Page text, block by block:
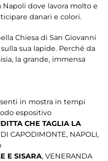
dove lavora molto e
danari e colori.
Chiesa di San Giovanni
sua lapide. Perché da
la grande, immensa
in mostra in tempi
espositivo
CHE TAGLIA LA
CAPODIMONTE, NAPOLI,
E SISARA, VENERANDA